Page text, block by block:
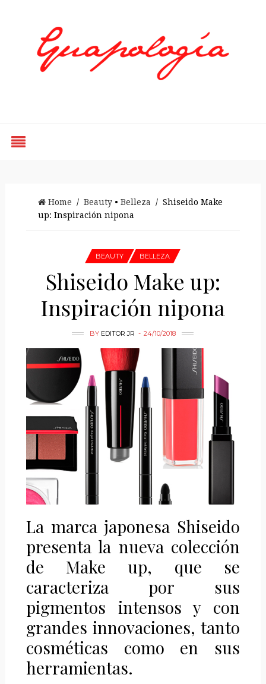
Home / Beauty• Belleza / Shiseido Make
up: Inspiración nipona
BEAUTY BELLEZA
Shiseido Make up:
Inspiración nipona
BY EDITOR JR 24/10/2018
La marca japonesa Shiseido
presenta la nueva colección
de Make up, que se
caracteriza por sus
pigmentos intensos y con
grandes innovaciones, tanto
cosméticas como en sus
herramientas.